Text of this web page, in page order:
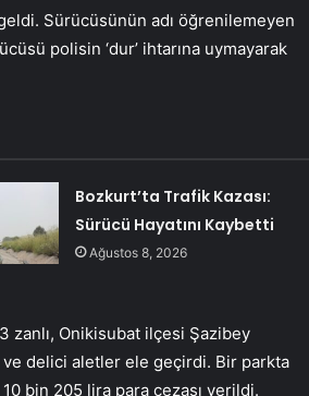
Sürücüsünün adı öğrenilemeyen
polisin ‘dur’ ihtarına uymayarak
Bozkurt’ta Trafik Kazası:
Sürücü Hayatını Kaybetti
Ağustos 8, 2026
zanlı, Onikisubat ilçesi Şazibey
ve delici aletler ele geçirdi. Bir parkta
bin 205 lira para cezası verildi.